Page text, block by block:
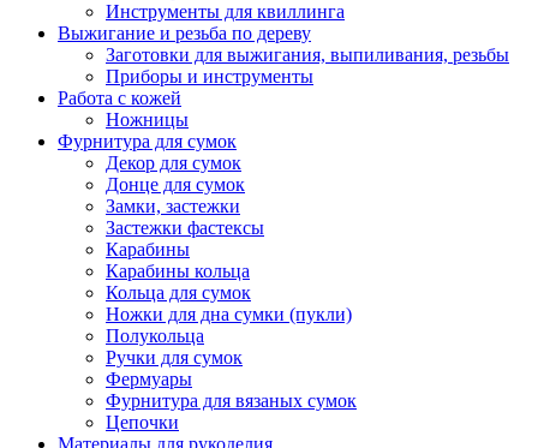
Инструменты для квиллинга
Выжигание и резьба по дереву
Заготовки для выжигания, выпиливания, резьбы
Приборы и инструменты
Работа с кожей
Ножницы
Фурнитура для сумок
Декор для сумок
Донце для сумок
Замки, застежки
Застежки фастексы
Карабины
Карабины кольца
Кольца для сумок
Ножки для дна сумки (пукли)
Полукольца
Ручки для сумок
Фермуары
Фурнитура для вязаных сумок
Цепочки
Материалы для рукоделия